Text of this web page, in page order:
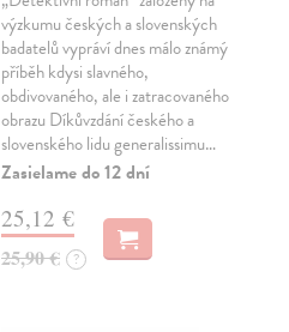
výzkumu českých a slovenských
badatelů vypráví dnes málo známý
příběh kdysi slavného,
obdivovaného, ale i zatracovaného
obrazu Díkůvzdání českého a
slovenského lidu generalissimu…
Zasielame do 12 dní
25,12 €
25,90 € ?